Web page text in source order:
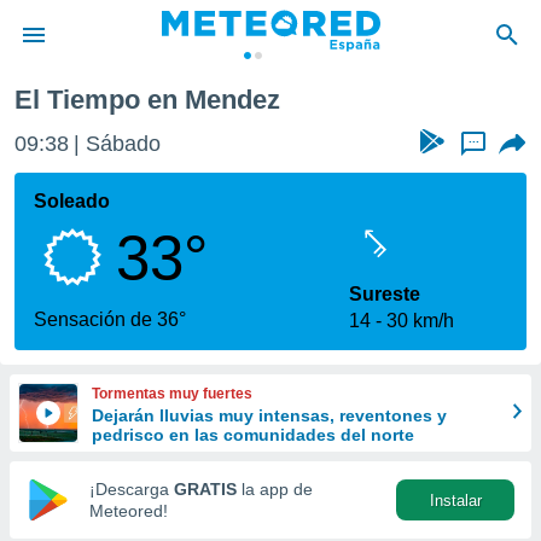
de
por
que se
calidad.
a este
las
y
forma
digital
basada
El Tiempo en Mendez
09:38 Sábado ...
Soleado
33°
Sensación de 36°
Sureste
14
30 km/h
Tormentas muy fuertes
Dejarán lluvias muy intensas, reventones y
pedrisco en las comunidades del norte
¡Descarga GRATIS la app de
Meteored!
Instalar